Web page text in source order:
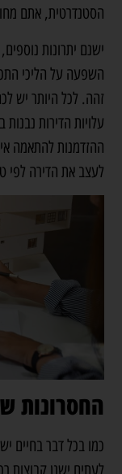
הסטנדרטית, אתם
ישנם יתרונות
השפעה על הליכי
זהה. לכל היותר יש
עלויות הדירות
ההזדמנות להתאמה
לעצב את הדירה לפי
החסרונות
כמו בכל דבר בחיים
לעתים ישנן קבוצות